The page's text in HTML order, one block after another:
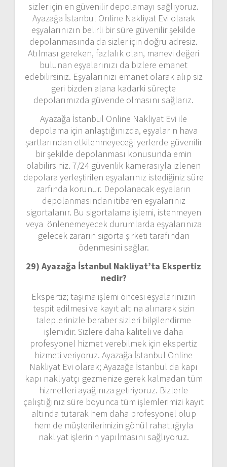
sizler için en güvenilir depolamayı sağlıyoruz.
Ayazağa İstanbul Online Nakliyat Evi olarak
eşyalarınızın belirli bir süre güvenilir şekilde
depolanmasında da sizler için doğru adresiz.
Atılması gereken, fazlalık olan, manevi değeri
bulunan eşyalarınızı da bizlere emanet
edebilirsiniz. Eşyalarınızı emanet olarak alıp siz
geri bizden alana kadarki süreçte
depolarımızda güvende olmasını sağlarız.
Ayazağa İstanbul Online Nakliyat Evi ile
depolama için anlaştığınızda, eşyaların hava
şartlarından etkilenmeyeceği yerlerde güvenilir
bir şekilde depolanması konusunda emin
olabilirsiniz. 7/24 güvenlik kamerasıyla izlenen
depolara yerleştirilen eşyalarınız istediğiniz süre
zarfında korunur. Depolanacak eşyaların
depolanmasından itibaren eşyalarınız
sigortalanır. Bu sigortalama işlemi, istenmeyen
veya önlenemeyecek durumlarda eşyalarınıza
gelecek zararın sigorta şirketi tarafından
ödenmesini sağlar.
29) Ayazağa İstanbul Nakliyat’ta Ekspertiz
nedir?
Ekspertiz; taşıma işlemi öncesi eşyalarınızın
tespit edilmesi ve kayıt altına alınarak sizin
taleplerinizle beraber sizleri bilgilendirme
işlemidir. Sizlere daha kaliteli ve daha
profesyonel hizmet verebilmek için ekspertiz
hizmeti veriyoruz. Ayazağa İstanbul Online
Nakliyat Evi olarak; Ayazağa İstanbul da kapı
kapı nakliyatçı gezmenize gerek kalmadan tüm
hizmetleri ayağınıza getiriyoruz. Bizlerle
çalıştığınız süre boyunca tüm işlemlerimizi kayıt
altında tutarak hem daha profesyonel olup
hem de müşterilerimizin gönül rahatlığıyla
nakliyat işlerinin yapılmasını sağlıyoruz.